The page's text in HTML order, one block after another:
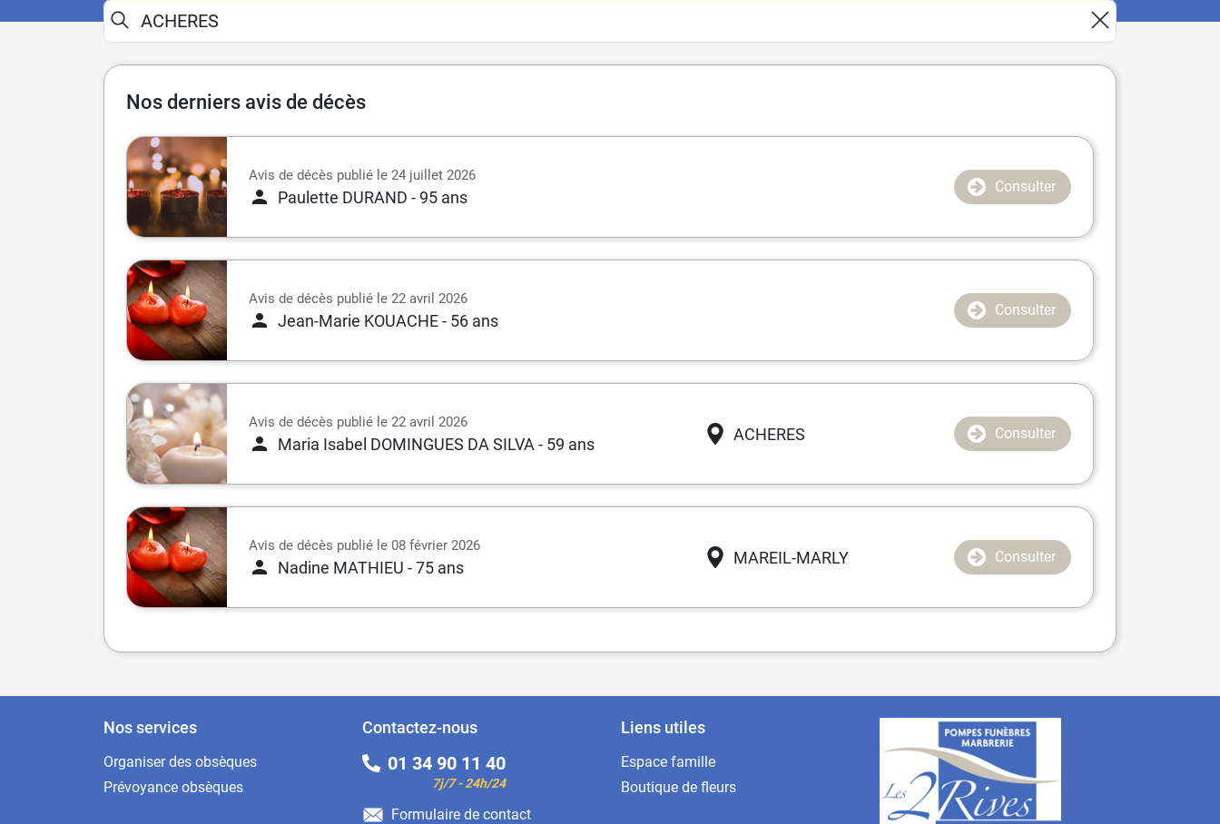
Nos derniers avis de décès
Avis de décès publié le 24 juillet 2026
Paulette DURAND - 95 ans
Consulter
Avis de décès publié le 22 avril 2026
Jean-Marie KOUACHE- 56 ans
Consulter
Avis de décès publié le 22 avril 2026
Maria Isabel DOMINGUES DA SILVA - 59 ans
ACHERES Consulter
Avis de décès publié le 08 février 2026
Nadine MATHIEU - 75 ans
MAREIL-MARLY Consulter
Nos services
Organiser des obsèques
Prévoyance obsèques
Contactez-nous
01 34 90 11 40
7j/7 - 24h/24
Formulaire de contact
Liens utiles
Espace famille
Boutique de fleurs